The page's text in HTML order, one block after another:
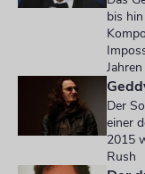
bis
Der
einer
2015
Rush